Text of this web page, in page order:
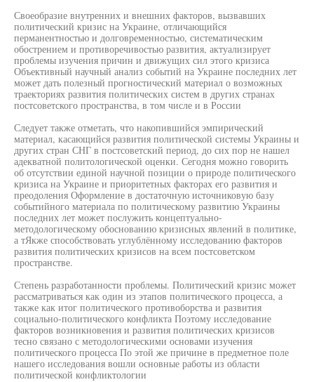
Своеобразие внутренних и внешних факторов, вызвавших
политический кризис на Украине, отличающийся
перманентностью и долговременностью, систематическим
обострением и противоречивостью развития, актуализирует
проблемы изучения причин и движущих сил этого кризиса
Объективный научный анализ событий на Украине последних лет
может дать полезный прогностический материал о возможных
траекториях развития политических систем в других странах
постсоветского пространства, в том числе и в России
Следует также отметать, что накопившийся эмпирический
материал, касающийся развития политической системы Украины и
других стран СНГ в постсоветский период, до сих пор не нашел
адекватной политологической оценки. Сегодня можно говорить
об отсутствии единой научной позиции о природе политического
кризиса на Украине и приоритетных факторах его развития и
преодоления Оформление в достаточную источниковую базу
событийного материала по политическому развитию Украины
последних лет может послужить концептуально-
методологическому обоснованию кризисных явлений в политике,
а тЯкже способствовать углублённому исследованию факторов
развития политических кризисов на всем постсоветском
пространстве.
Степень разработанности проблемы. Политический кризис может
рассматриваться как один из этапов политического процесса, а
также как итог политического противоборства и развития
социально-политического конфликта Поэтому исследование
факторов возникновения и развития политических кризисов
тесно связано с методологическими основами изучения
политического процесса По этой же причине в предметное поле
нашего исследования вошли основные работы из области
политической конфликтологии